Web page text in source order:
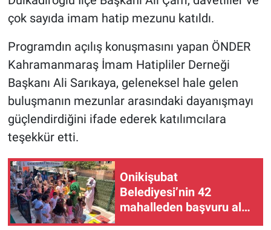
çok sayıda imam hatip mezunu katıldı.
Programdın açılış konuşmasını yapan ÖNDER
Kahramanmaraş İmam Hatipliler Derneği
Başkanı Ali Sarıkaya, geleneksel hale gelen
buluşmanın mezunlar arasındaki dayanışmayı
güçlendirdiğini ifade ederek katılımcılara
teşekkür etti.
Onikişubat
Belediyesi’nin 42
mahalleden başvuru alan
Yaz Okulu’nda eğitim